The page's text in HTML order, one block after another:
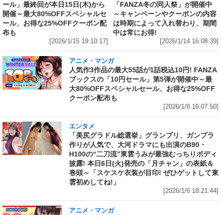
ール」最終回が本日15日(木)から
開催～最大80%OFFスペシャルセ
ール、お得な25%OFFクーポン配
布も
[2026/1/15 19:10:17]
「FANZA冬の同人祭」が開催中
～キャンペーンやクーポンの内容
は時期によって入れ替わり、期間
中は常にお得!
[2026/1/14 16:08:39]
アニメ・マンガ
人気作3作品の最大55話が1話税込10円! FANZA
ブックスの「10円セール」第5弾が開催中～最
大80%OFFスペシャルセール、お得な25%OFF
クーポン配布も
[2026/1/8 16:07:50]
エンタメ
「美尻グラドル総選挙」グランプリ、ガンプラ
作りが人気で、大河ドラマにも出演のB90・
H100の“二刀流”東雲うみが最強むっちりボディ
披露! 本日6日(火)発売の「月チャン」の表紙＆
巻頭～「スケスケ衣装が目印! ぜひゲットして東
雲初めしてね!」
[2026/1/6 18:21:44]
アニメ・マンガ